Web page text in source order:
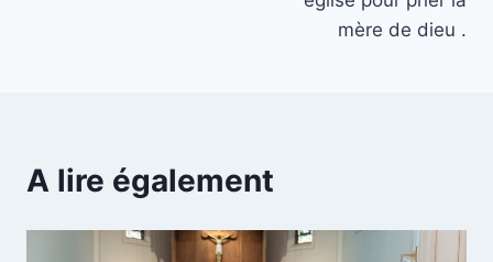
mère de dieu .
A lire également